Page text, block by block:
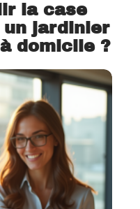
la case
un jardinier
domicile ?